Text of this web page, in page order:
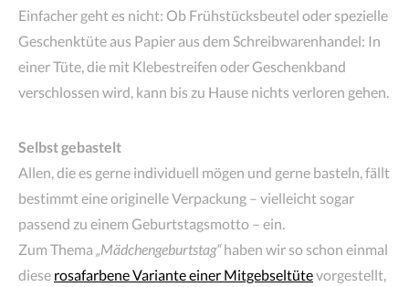
Einfacher geht es nicht: Ob Frühstücksbeutel oder spezielle
Geschenktüte aus Papier aus dem Schreibwarenhandel: In
einer Tüte, die mit Klebestreifen oder Geschenkband
verschlossen wird, kann bis zu Hause nichts verloren gehen.
Selbst gebastelt
Allen, die es gerne individuell mögen und gerne basteln, fällt
bestimmt eine originelle Verpackung – vielleicht sogar
passend zu einem Geburtstagsmotto – ein.
Zum Thema „Mädchengeburtstag“haben wir so schon einmal
diese rosafarbene Variante einer Mitgebseltütevorgestellt,